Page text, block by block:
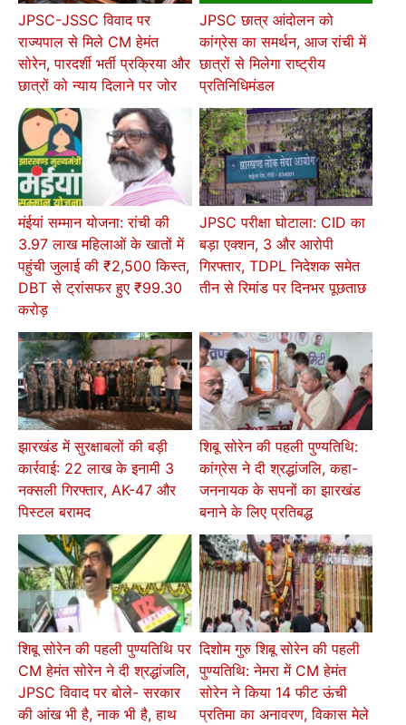
JPSC-JSSC विवाद पर
राज्यपाल से मिले CM हेमंत
सोरेन, पारदर्शी भर्ती प्रक्रिया और
छात्रों को न्याय दिलाने पर जोर
JPSC छात्र आंदोलन को
कांग्रेस का समर्थन, आज रांची में
छात्रों से मिलेगा राष्ट्रीय
प्रतिनिधिमंडल
मंईयां सम्मान योजना: रांची की
3.97 लाख महिलाओं के खातों में
पहुंची जुलाई की ₹2,500 किस्त,
DBT से ट्रांसफर हुए ₹99.30
करोड़
JPSC परीक्षा घोटाला: CID का
बड़ा एक्शन, 3 और आरोपी
गिरफ्तार, TDPL निदेशक समेत
तीन से रिमांड पर दिनभर पूछताछ
झारखंड में सुरक्षाबलों की बड़ी
कार्रवाई: 22 लाख के इनामी 3
नक्सली गिरफ्तार, AK-47 और
पिस्टल बरामद
शिबू सोरेन की पहली पुण्यतिथि:
कांग्रेस ने दी श्रद्धांजलि, कहा-
जननायक के सपनों का झारखंड
बनाने के लिए प्रतिबद्ध
शिबू सोरेन की पहली पुण्यतिथि पर
CM हेमंत सोरेन ने दी श्रद्धांजलि,
JPSC विवाद पर बोले- सरकार
की आंख भी है, नाक भी है, हाथ
दिशोम गुरु शिबू सोरेन की पहली
पुण्यतिथि: नेमरा में CM हेमंत
सोरेन ने किया 14 फीट ऊंची
प्रतिमा का अनावरण, विकास मेले